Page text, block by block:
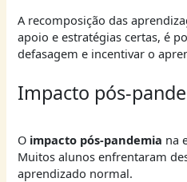
A recomposição das
apoio e estratégias certas, é
defasagem e incentivar o
Impacto pós-
O impacto pós-pandemia na
Muitos alunos enfrentaram
aprendizado normal.